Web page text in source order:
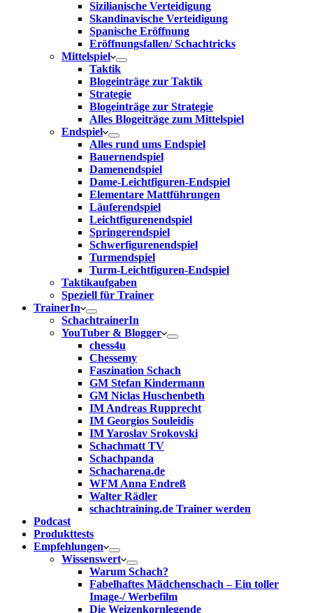
Sizilianische Verteidigung
Skandinavische Verteidigung
Spanische Eröffnung
Eröffnungsfallen/ Schachtricks
Mittelspiel
Taktik
Blogeinträge zur Taktik
Strategie
Blogeinträge zur Strategie
Alles Blogeiträge zum Mittelspiel
Endspiel
Alles rund ums Endspiel
Bauernendspiel
Damenendspiel
Dame-Leichtfiguren-Endspiel
Elementare Mattführungen
Läuferendspiel
Leichtfigurenendspiel
Springerendspiel
Schwerfigurenendspiel
Turmendspiel
Turm-Leichtfiguren-Endspiel
Taktikaufgaben
Speziell für Trainer
TrainerIn
SchachtrainerIn
YouTuber & Blogger
chess4u
Chessemy
Faszination Schach
GM Stefan Kindermann
GM Niclas Huschenbeth
IM Andreas Rupprecht
IM Georgios Souleidis
IM Yaroslav Srokovski
Schachmatt TV
Schachpanda
Schacharena.de
WFM Anna Endreß
Walter Rädler
schachtraining.de Trainer werden
Podcast
Produkttests
Empfehlungen
Wissenswert
Warum Schach?
Fabelhaftes Mädchenschach – Ein toller
Image-/ Werbefilm
Die Weizenkornlegende